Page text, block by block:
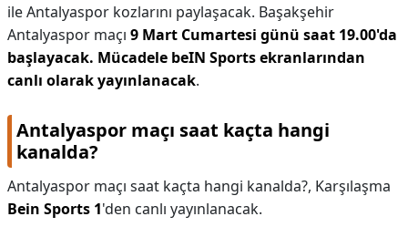
ile Antalyaspor kozlarını paylaşacak. Başakşehir
Antalyaspor maçı 9 Mart Cumartesi günü saat 19.00'da
başlayacak. Mücadele beIN Sports ekranlarından
canlı olarak yayınlanacak.
Antalyaspor maçı saat kaçta hangi
kanalda?
Antalyaspor maçı saat kaçta hangi kanalda?, Karşılaşma
Bein Sports 1'den canlı yayınlanacak.